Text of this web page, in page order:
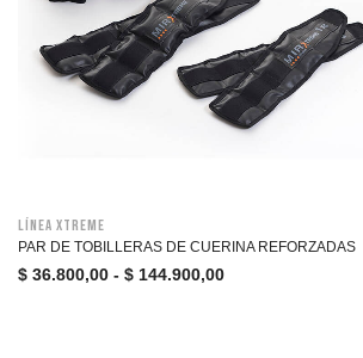
Línea Xtreme
PAR DE TOBILLERAS DE CUERINA REFORZADAS
$ 36.800,00 - $ 144.900,00